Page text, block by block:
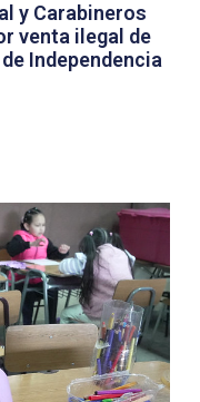
y Carabineros
venta ilegal de
Independencia